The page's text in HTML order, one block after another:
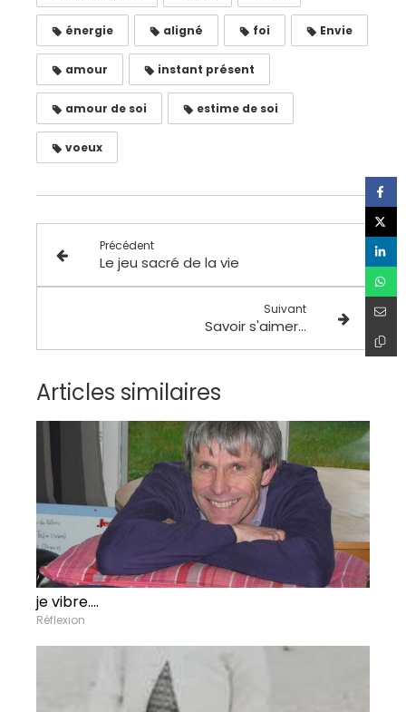
énergie aligné foi Envie
amour instant présent
amour de soi estime de soi
voeux
Précédent
Le jeu sacré de la vie
Suivant
Savoir s'aimer...
Articles similaires
je vibre....
Réflexion